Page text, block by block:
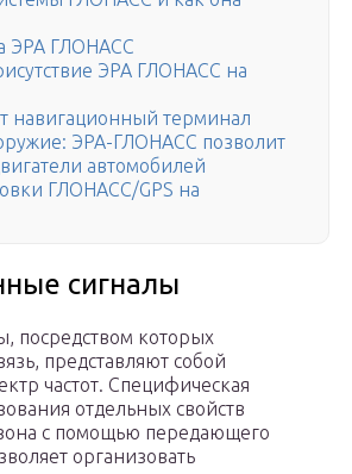
ЭРА ГЛОНАСС
ЭРА ГЛОНАСС на
навигационный терминал
ЭРА-ГЛОНАСС позволит
автомобилей
ГЛОНАСС/GPS на
сигналы
посредством которых
представляют собой
частот. Специфическая
отдельных свойств
с помощью передающего
организовать